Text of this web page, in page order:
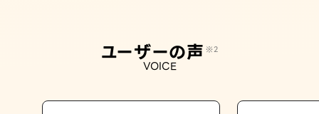
ユーザーの声 ※2
VOICE